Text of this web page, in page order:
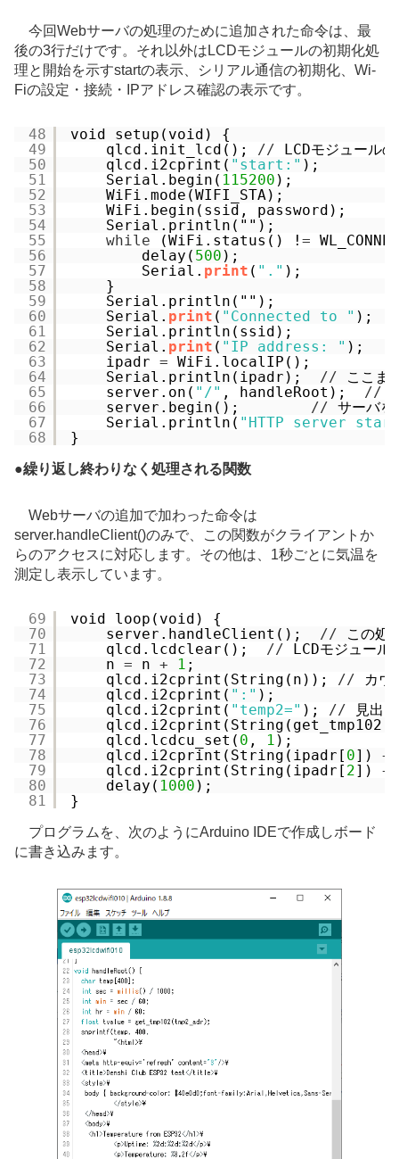
今回Webサーバの処理のために追加された命令は、最
後の3行だけです。それ以外はLCDモジュールの初期化処
理と開始を示すstartの表示、シリアル通信の初期化、Wi-
Fiの設定・接続・IPアドレス確認の表示です。
48
49
50
51
52
53
54
55
56
57
58
59
60
61
62
63
64
65
66
67
68
void setup(void) {
qlcd.init_lcd(); //
LCDモジュール
qlcd.i2cprint( "start:" );
Serial.begin( 115200 );
WiFi.mode(WIFI_STA);
WiFi.begin(ssid, password);
Serial.println("");
while
(WiFi.status() ! =
delay( 500 );
Serial. print ( "." );
}
Serial.println("");
Serial. print ( "Connected to " );
Serial.println(ssid);
Serial. print ( "IP address: " );
ipadr = WiFi.localIP();
Serial.println(ipadr); //
ここま
server.on( "/" , handleRoot); //
server.begin(); // サーバを
Serial.println( "HTTP server
}
●繰り返し終わりなく処理される関数
Webサーバの追加で加わった命令は
server.handleClient()のみで、この関数がクライアントか
らのアクセスに対応します。その他は、1秒ごとに気温を
測定し表示しています。
69
70
71
72
73
74
75
76
77
78
79
80
81
void loop(void) {
server.handleClient(); //
この処
qlcd.lcdclear(); //
LCDモジュール
n = n + 1 ;
qlcd.i2cprint(String(n)); //
カウ
qlcd.i2cprint( ":" );
qlcd.i2cprint( "temp2=" ); //
見出
qlcd.lcdcu_set( 0 , 1 );
qlcd.i2cprint(String(ipadr[ 0]) +
qlcd.i2cprint(String(ipadr[ 2]) +
delay( 1000 );
}
プログラムを、次のようにArduino IDEで作成しボード
に書き込みます。